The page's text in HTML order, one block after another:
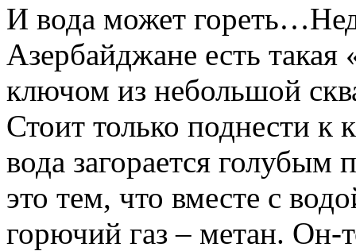
И вода может
Азербайджане есть
ключом из небольшой
Стоит только поднести
вода загорается
это тем, что вместе с
горючий газ – метан. Он-